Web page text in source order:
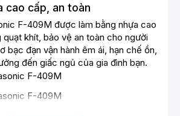
cao cấp, an toàn
F-409M được làm bằng nhựa cao
khít, bảo vệ an toàn cho người
bạc đạn vận hành êm ái, hạn chế ồn,
đến giấc ngủ của gia đình bạn.